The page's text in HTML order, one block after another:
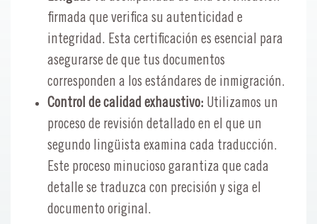
firmada que verifica su autenticidad e
integridad. Esta certificación es esencial para
asegurarse de que tus documentos
corresponden a los estándares de inmigración.
Control de calidad exhaustivo: Utilizamos un
proceso de revisión detallado en el que un
segundo lingüista examina cada traducción.
Este proceso minucioso garantiza que cada
detalle se traduzca con precisión y siga el
documento original.